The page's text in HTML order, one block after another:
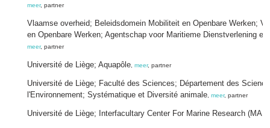
meer, partner
Vlaamse overheid; Beleidsdomein Mobiliteit en Openbare Werken;
en Openbare Werken; Agentschap voor Maritieme Dienstverlening
meer, partner
Université de Liège; Aquapôle meer, partner
Université de Liège; Faculté des Sciences; Département des
l'Environnement; Systématique et Diversité animale meer, partner
Université de Liège; Interfacultary Center For Marine Research